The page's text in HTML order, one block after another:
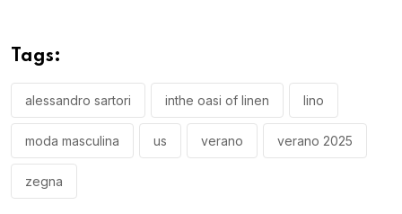
Tags:
alessandro sartori inthe oasi of linen lino
moda masculina us verano verano 2025
zegna